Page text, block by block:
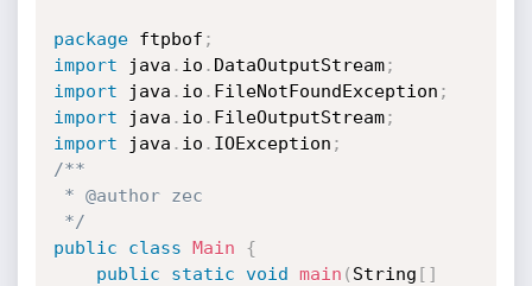
package ftpbof ;
import java . io . DataOutputStream;
import java . io . FileNotFoundException ;
import java . io . FileOutputStream;
import java . io . IOException ;
/**
*/
public
class Main
{
public
static void main ( String [ ]